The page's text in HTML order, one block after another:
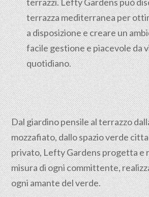
terrazza mediterranea per
a disposizione e creare un
facile gestione e piacevole da
quotidiano.
Dal giardino pensile al terrazzo
mozzafiato, dallo spazio verde
privato, Lefty Gardens progetta e
misura di ogni committente,
ogni amante del verde.